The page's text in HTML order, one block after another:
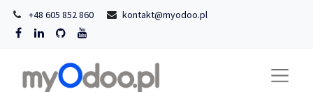
+48 605 852 860 kontakt@myodoo.pl